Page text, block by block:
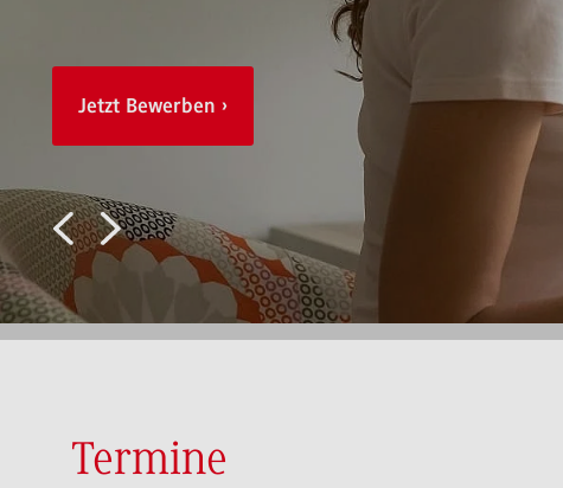
Jetzt Bewerben
Zur Terminbuchung
Termine